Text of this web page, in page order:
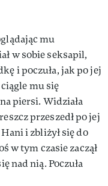
mu
w sobie seksapil,
i poczuła, jak po jej
mu się
piersi. Widziała
przeszedł po jej
i zbliżył się do
w tym czasie zaczął
nad nią. Poczuła